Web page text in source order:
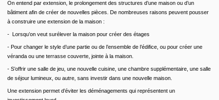
On entend par extension, le prolongement des structures d’une maison ou d’un
bâtiment afin de créer de nouvelles pièces. De nombreuses raisons peuvent pousser
à construire une extension de la maison :
- Lorsqu’on veut surélever la maison pour créer des étages
- Pour changer le style d’une partie ou de l’ensemble de l’édifice, ou pour créer une
véranda ou une terrasse couverte, jointe à la maison.
- S’offrir une salle de jeu, une nouvelle cuisine, une chambre supplémentaire, une salle
de séjour lumineux, ou autre, sans investir dans une nouvelle maison.
Une extension permet d’éviter les déménagements qui représentent un